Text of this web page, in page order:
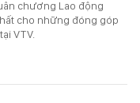
chương Lao động
cho những đóng góp
VTV.